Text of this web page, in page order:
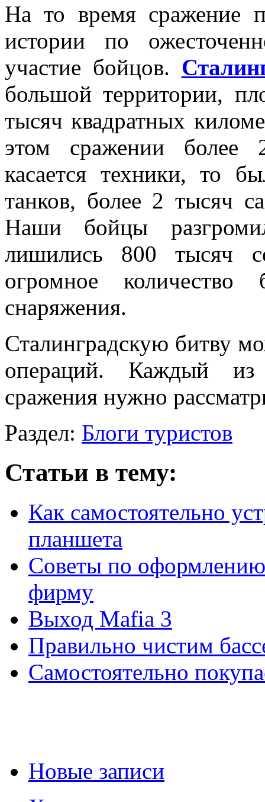
На то время сражение
истории по
участие бойцов.
большой территории,
тысяч квадратных
этом сражении более
касается техники, то
танков, более 2 тысяч
Наши бойцы
лишились 800 тысяч
огромное
снаряжения.
Сталинградскую битву
операций. Каждый из
сражения нужно
Раздел: Блоги туристов
Статьи в тему:
Как самостоятельно
планшета
Советы по оформлению
фирму
Выход Mafia 3
Правильно чистим
Самостоятельно
Новые записи